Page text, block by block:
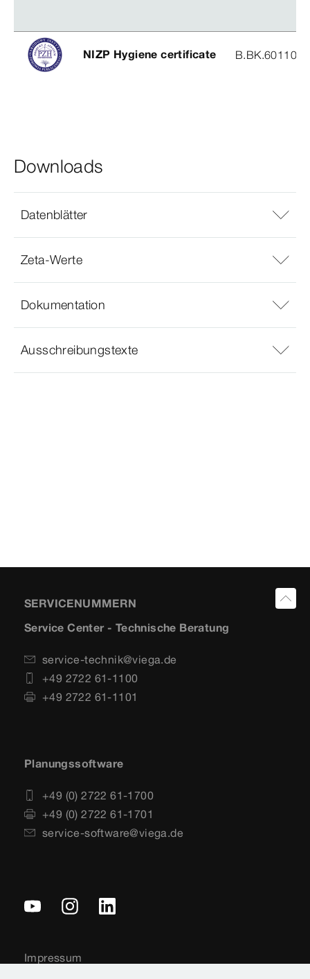
NIZP Hygiene certificate
Downloads
Datenblätter
Zeta-Werte
Dokumentation
Ausschreibungstexte
SERVICENUMMERN
Service Center - Technische Beratung
service-technik@viega.de
+49 2722 61-1100
+49 2722 61-1101
Planungssoftware
+49 (0) 2722 61-1700
+49 (0) 2722 61-1701
service-software@viega.de
Impressum